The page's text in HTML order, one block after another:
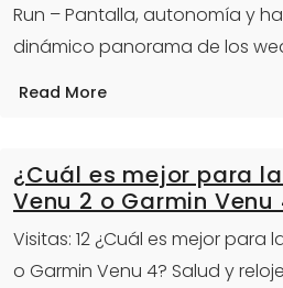
Run – Pantalla, autonomía y
dinámico panorama de los
Read More
¿Cuál es mejor para
Venu 2 o Garmin Venu
Visitas: 12 ¿Cuál es mejor para
o Garmin Venu 4? Salud y